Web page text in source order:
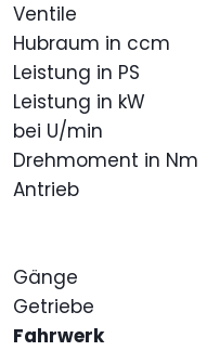
Ventile
Hubraum in ccm
Leistung in PS
Leistung in kW
bei U/min
Drehmoment in Nm
Antrieb
Gänge
Getriebe
Fahrwerk